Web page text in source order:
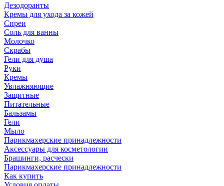
Дезодоранты
Кремы для ухода за кожей
Спреи
Соль для ванны
Молочко
Скрабы
Гели для душа
Руки
Кремы
Увлажняющие
Защитные
Питательные
Бальзамы
Гели
Мыло
Парикмахерские принадлежности
Аксессуары для косметологии
Брашинги, расчески
Парикмахерские принадлежности
Как купить